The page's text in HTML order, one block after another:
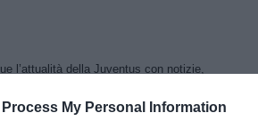
Process My Personal Information
l’attualità della Juventus con notizie,